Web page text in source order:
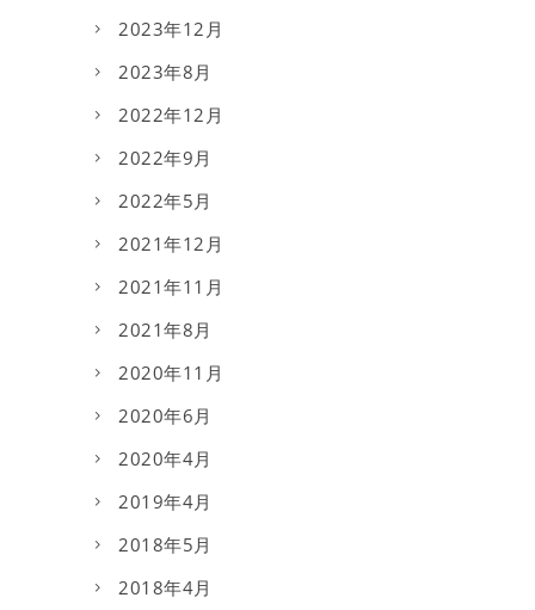
2023年12月
2023年8月
2022年12月
2022年9月
2022年5月
2021年12月
2021年11月
2021年8月
2020年11月
2020年6月
2020年4月
2019年4月
2018年5月
2018年4月